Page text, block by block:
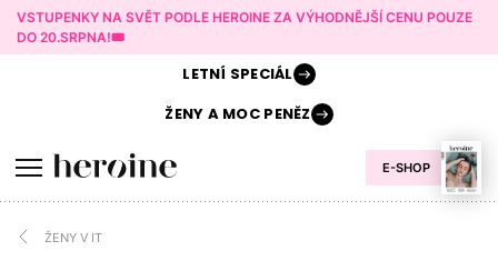
VSTUPENKY NA SVĚT PODLE HEROINE ZA VÝHODNĚJŠÍ CENU POUZE
DO 20.SRPNA!🎟️
E-SHOP
LETNÍ SPECIÁL
ŽENY AMOC PENĚZ
ŽENY V IT